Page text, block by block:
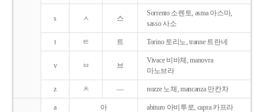
s ㅅ 스
Sorrento 소렌토, asma 아스마,
sasso 사소
t ㅌ 트 Torino 토리노, tranne 트란네
v ㅂ 브
Vivace 비바체, manovra
마노브라
z ㅊ ― nozze 노체, mancanza 만칸차
a 아 abituro 아비투로, capra 카프라